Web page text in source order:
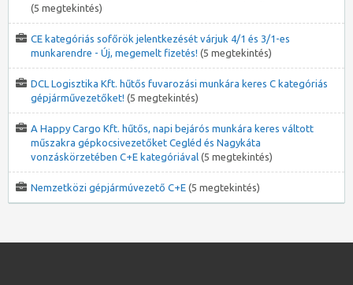
(5 megtekintés)
CE kategóriás sofőrök jelentkezését várjuk 4/1 és 3/1-es
munkarendre - Új, megemelt fizetés! (5 megtekintés)
DCL Logisztika Kft. hűtős fuvarozási munkára keres C kategóriás
gépjárművezetőket! (5 megtekintés)
A Happy Cargo Kft. hűtős, napi bejárós munkára keres váltott
műszakra gépkocsivezetőket Cegléd és Nagykáta
vonzáskörzetében C+E kategóriával (5 megtekintés)
Nemzetközi gépjármúvezető C+E (5 megtekintés)